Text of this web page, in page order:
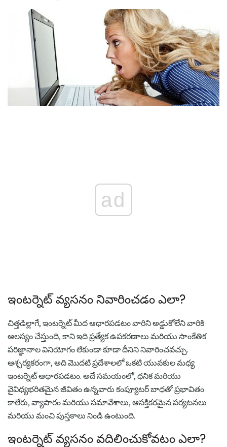
ad
ఇంటర్నెట్ వ్యసనం నివారించడం ఎలా?
చిత్తడిల్లాగే, ఇంటర్నెట్ మీద ఆధారపడటం వారిని అడ్డుకోలేని వారికి
ఆలస్యం చేస్తుంది, కాని ఇది ప్రత్యేక ఉపకరణాలు మరియు సాంకేతిక
పరిజ్ఞానాల వినియోగం లేకుండా కూడా దీనిని నివారించవచ్చు.
ఆశ్చర్యకరంగా, అది మొదటి ప్రదేశాలలో ఒకటి యువకుల మధ్య
ఇంటర్నెట్ ఆధారపడటం. అదే సమయంలో, ధనిక మరియు
వైవిధ్యభరితమైన జీవితం ఉన్నవారు కంప్యూటర్ బాధతో ప్రభావితం
కాలేరు, వ్యాపారం మరియు సమావేశాలు, ఆసక్తికరమైన పర్యటనలు
మరియు మంచి పుస్తకాలు నిండి ఉంటుంది.
ఇంటర్నెట్ వ్యసనం వదిలించుకోవటం ఎలా?